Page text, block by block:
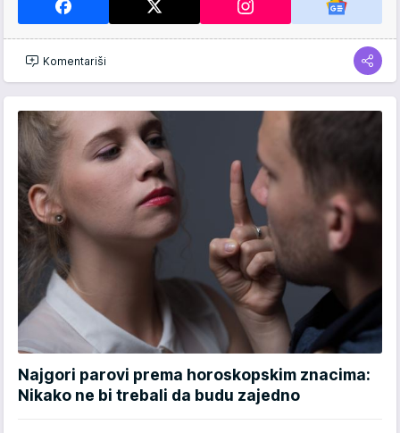
Komentariši
Najgori parovi prema horoskopskim znacima:
Nikako ne bi trebali da budu zajedno